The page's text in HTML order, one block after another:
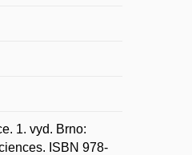
1. vyd. Brno:
ISBN 978-